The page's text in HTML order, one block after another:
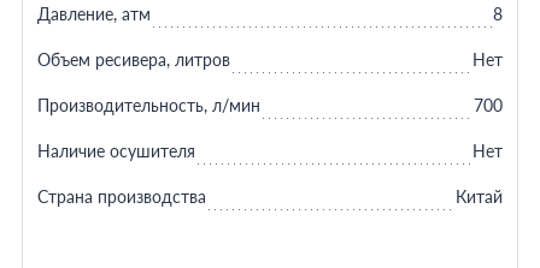
Давление, атм 8
Объем ресивера, литров Нет
Производительность, л/мин 700
Наличие осушителя Нет
Страна производства Китай